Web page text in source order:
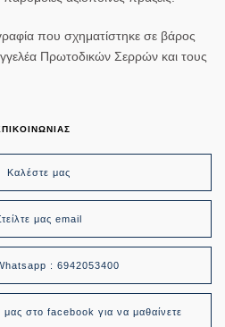
που σχηματίστηκε σε βάρος
Πρωτοδικών Σερρών και τους
Καλέστε μας
μας email
: 6942053400
μας στο facebook για να μαθαίνετε